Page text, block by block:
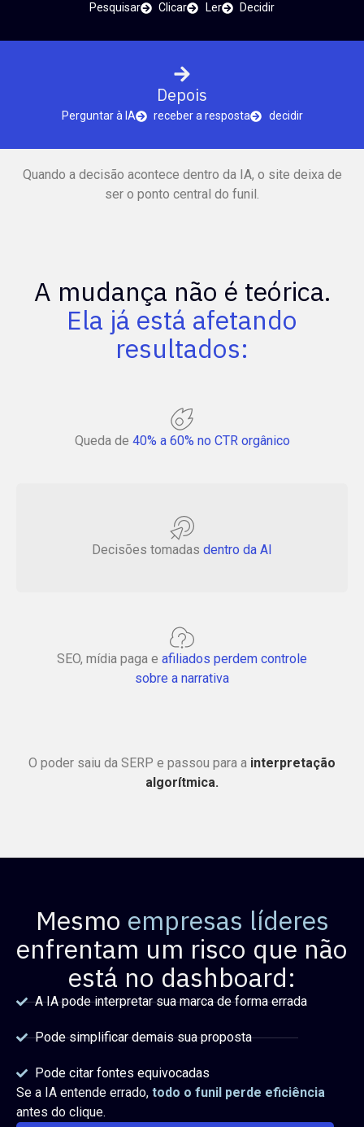
Pesquisar Clicar Ler Decidir
Depois
Perguntar à IA receber a resposta decidir
Quando a decisão acontece dentro da IA, o site deixa de
ser o ponto central do funil.
A mudança não é teórica.
Ela já está afetando
resultados:
Queda de 40% a 60% no CTR orgânico
Decisões tomadas dentro da AI
SEO, mídia paga e afiliados perdem controle
sobre a narrativa
O poder saiu da SERP e passou para a interpretação
algorítmica.
Mesmo empresas líderes
enfrentam um risco que não
está no dashboard:
A IA pode interpretar sua marca de forma errada
Pode simplificar demais sua proposta
Pode citar fontes equivocadas
Se a IA entende errado, todo o funil perde eficiência
antes do clique.